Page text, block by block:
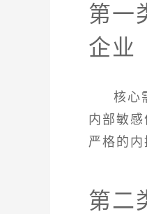
第一
企业
核心
内部敏
严格的内
第二